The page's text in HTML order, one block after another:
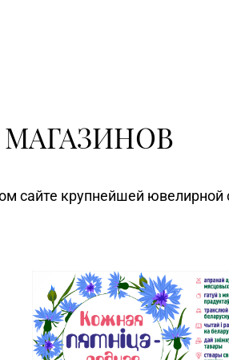
Магазин №25
сайте крупнейшей ювелирной